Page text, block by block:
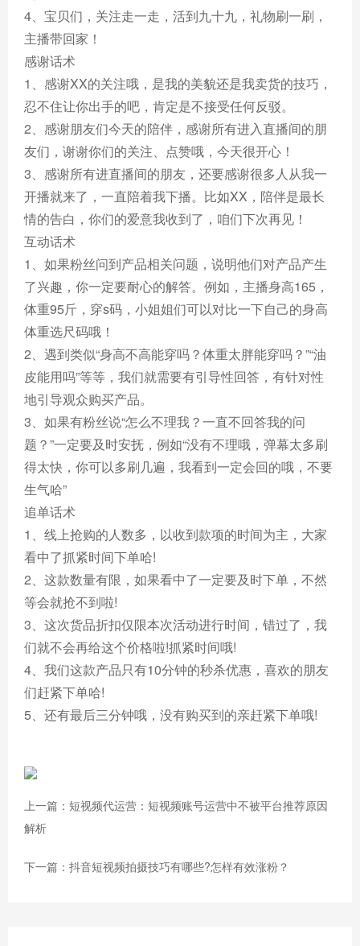
4、宝贝们，关注走一走，活到九十九，礼物刷一刷，
主播带回家！
感谢话术
1、感谢XX的关注哦，是我的美貌还是我卖货的技巧，
忍不住让你出手的吧，肯定是不接受任何反驳。
2、感谢朋友们今天的陪伴，感谢所有进入直播间的朋
友们，谢谢你们的关注、点赞哦，今天很开心！
3、感谢所有进直播间的朋友，还要感谢很多人从我一
开播就来了，一直陪着我下播。比如XX，陪伴是最长
情的告白，你们的爱意我收到了，咱们下次再见！
互动话术
1、如果粉丝问到产品相关问题，说明他们对产品产生
了兴趣，你一定要耐心的解答。例如，主播身高165，
体重95斤，穿s码，小姐姐们可以对比一下自己的身高
体重选尺码哦！
2、遇到类似“身高不高能穿吗？体重太胖能穿吗？”“油
皮能用吗”等等，我们就需要有引导性回答，有针对性
地引导观众购买产品。
3、如果有粉丝说“怎么不理我？一直不回答我的问
题？”一定要及时安抚，例如“没有不理哦，弹幕太多刷
得太快，你可以多刷几遍，我看到一定会回的哦，不要
生气哈”
追单话术
1、线上抢购的人数多，以收到款项的时间为主，大家
看中了抓紧时间下单哈!
2、这款数量有限，如果看中了一定要及时下单，不然
等会就抢不到啦!
3、这次货品折扣仅限本次活动进行时间，错过了，我
们就不会再给这个价格啦!抓紧时间哦!
4、我们这款产品只有10分钟的秒杀优惠，喜欢的朋友
们赶紧下单哈!
5、还有最后三分钟哦，没有购买到的亲赶紧下单哦!
上一篇：短视频代运营：短视频账号运营中不被平台推荐原因
解析
下一篇：抖音短视频拍摄技巧有哪些?怎样有效涨粉？